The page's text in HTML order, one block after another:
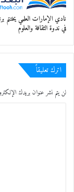
نادي الإمارات العلمي يختتم
في ندوة الثقافة والعلوم
اترك تعليقاً
لن يتم نشر عنوان بريدك